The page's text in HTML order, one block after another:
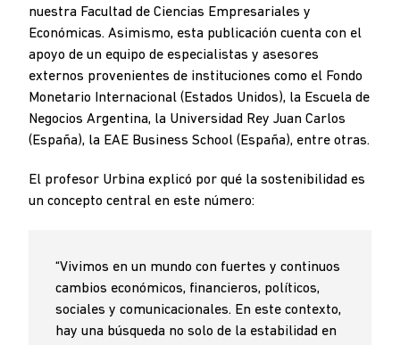
nuestra Facultad de Ciencias Empresariales y
Económicas. Asimismo, esta publicación cuenta con el
apoyo de un equipo de especialistas y asesores
externos provenientes de instituciones como el Fondo
Monetario Internacional (Estados Unidos), la Escuela de
Negocios Argentina, la Universidad Rey Juan Carlos
(España), la EAE Business School (España), entre otras.
El profesor Urbina explicó por qué la sostenibilidad es
un concepto central en este número:
“Vivimos en un mundo con fuertes y continuos
cambios económicos, financieros, políticos,
sociales y comunicacionales. En este contexto,
hay una búsqueda no solo de la estabilidad en